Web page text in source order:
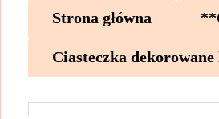
Strona główna
Ciasteczka